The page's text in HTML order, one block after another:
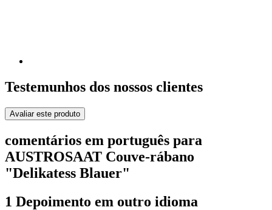
Testemunhos dos nossos clientes
Avaliar este produto
comentários em português para
AUSTROSAAT Couve-rábano
"Delikatess Blauer"
1 Depoimento em outro idioma